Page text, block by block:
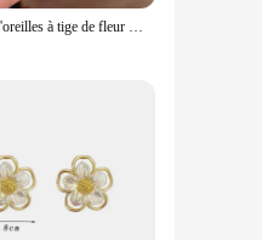
price point,
Boucles d'oreilles à tige de fleur en métal de style européen et américain exagérées pour femmes, bijoux de document en or, cadeaux de mode, 03/Wear, nouveau